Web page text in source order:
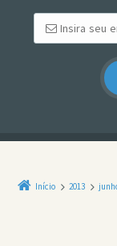
Início 2013